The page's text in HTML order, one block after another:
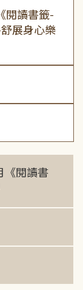
閱讀書籤-
展身心樂
《閱讀書